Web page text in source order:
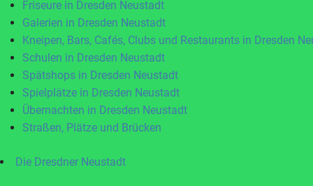
Friseure in Dresden Neustadt
Galerien in Dresden Neustadt
Kneipen, Bars, Cafés, Clubs und Restaurants in Dresden
Schulen in Dresden Neustadt
Spätshops in Dresden Neustadt
Spielplätze in Dresden Neustadt
Übernachten in Dresden Neustadt
Straßen, Plätze und Brücken
Die Dresdner Neustadt